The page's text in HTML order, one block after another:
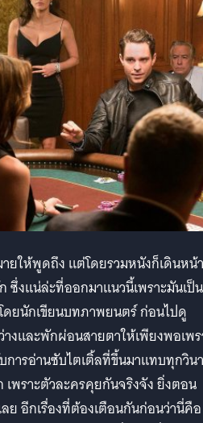
ยให้พูดถึง แต่โดยรวมหนังก็เดินหน้า
ซึ่งแน่ล่ะที่ออกมาแนวนี้เพราะมันเป็น
ยนักเขียนบทภาพยนตร์ ก่อนไปดู
างและพักผ่อนสายตาให้เพียงพอเพ
ารอ่านซับไตเติ้ลที่ขึ้นมาแทบทุกวิน
เพราะตัวละครคุยกันจริงจัง ยิ่งตอน
ย อีกเรื่องที่ต้องเตือนกันก่อนว่านี่คือ